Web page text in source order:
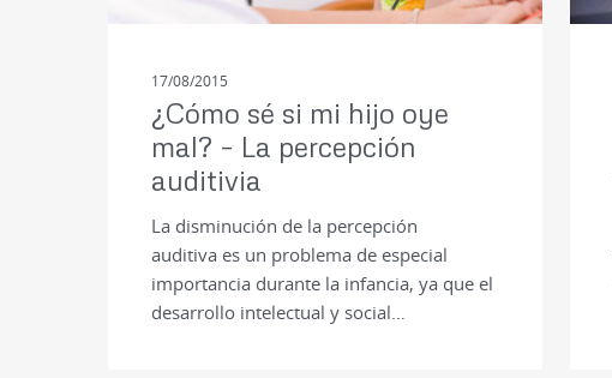
17/08/2015
¿Cómo sé si mi hijo oye
mal? – La percepción
auditivia
La disminución de la percepción
auditiva es un problema de especial
importancia durante la infancia, ya que el
desarrollo intelectual y social…